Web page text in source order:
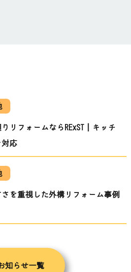
リフォームならRExST｜キッチ
対応
を重視した外構リフォーム事例
知らせ一覧